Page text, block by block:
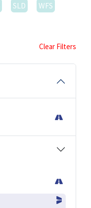
SLD
WFS
Clear Filters